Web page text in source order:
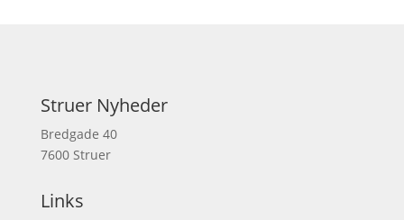
Struer Nyheder
Bredgade 40
7600 Struer
Links